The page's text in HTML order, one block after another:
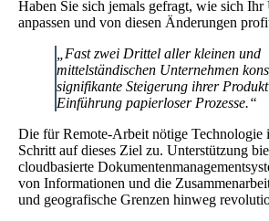
Haben Sie sich jemals gefragt, wie sich Ihr
anpassen und von diesen Änderungen
„Fast zwei Drittel aller kleinen und
mittelständischen Unternehmen
signifikante Steigerung ihrer
Einführung papierloser Prozesse.“
Die für Remote-Arbeit nötige Technologie
Schritt auf dieses Ziel zu. Unterstützung
cloudbasierte
von Informationen und die
und geografische Grenzen hinweg